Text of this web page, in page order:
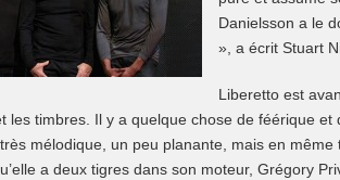
Danielsson a le
», a écrit Stuart
Liberetto est
les timbres. Il y a quelque chose de féérique et
mélodique, un peu planante, mais en même
a deux tigres dans son moteur, Grégory